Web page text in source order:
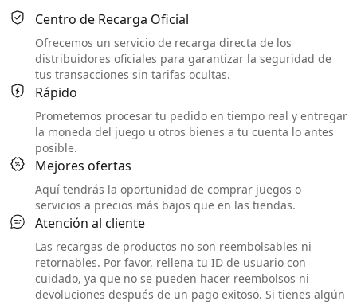
Centro de Recarga Oficial
Ofrecemos un servicio de recarga directa de los
distribuidores oficiales para garantizar la seguridad de
tus transacciones sin tarifas ocultas.
Rápido
Prometemos procesar tu pedido en tiempo real y entregar
la moneda del juego u otros bienes a tu cuenta lo antes
posible.
Mejores ofertas
Aquí tendrás la oportunidad de comprar juegos o
servicios a precios más bajos que en las tiendas.
Atención al cliente
Las recargas de productos no son reembolsables ni
retornables. Por favor, rellena tu ID de usuario con
cuidado, ya que no se pueden hacer reembolsos ni
devoluciones después de un pago exitoso. Si tienes algún